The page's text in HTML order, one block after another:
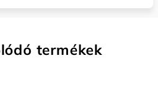
termékek